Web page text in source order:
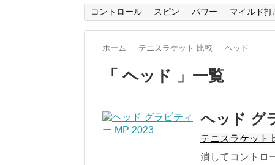
コントロール スピン パワー マイルド打
ホーム テニスラケット 比較 ヘッド
「 ヘッド 」一覧
ヘッド グ
テニスラケット
潰してコントロ